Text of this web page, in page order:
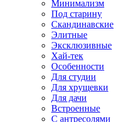
Минимализм
Под старину
Скандинавские
Элитные
Эксклюзивные
Хай-тек
Особенности
Для студии
Для хрущевки
Для дачи
Встроенные
С антресолями